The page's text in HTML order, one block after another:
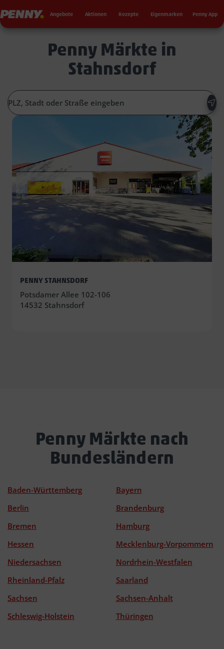
Penny Angebote Aktionen Rezepte Eigenmarken Penny App
Penny Märkte in
Stahnsdorf
PENNY STAHNSDORF
Potsdamer Allee 102-106
14532 Stahnsdorf
Penny Märkte nach
Bundesländern
Baden-Württemberg
Bayern
Berlin
Brandenburg
Bremen
Hamburg
Hessen
Mecklenburg-Vorpommern
Niedersachsen
Nordrhein-Westfalen
Rheinland-Pfalz
Saarland
Sachsen
Sachsen-Anhalt
Schleswig-Holstein
Thüringen